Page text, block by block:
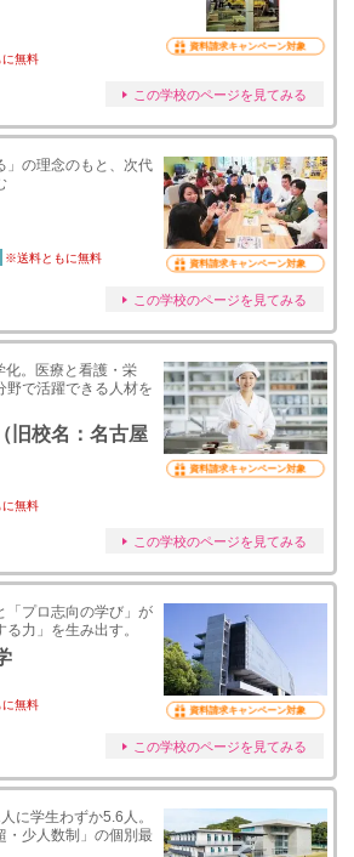
無料
資料請求キャンペーン対象
この学校のページを見てみる
」の理念のもと、次代
※送料ともに無料 資料請求キャンペーン対象
この学校のページを見てみる
。医療と看護・栄
野で活躍できる人材を
旧校名：名古屋
無料
資料請求キャンペーン対象
この学校のページを見てみる
「プロ志向の学び」が
る力」を生み出す。
無料 資料請求キャンペーン対象
この学校のページを見てみる
に学生わずか5.6人。
・少人数制」の個別最